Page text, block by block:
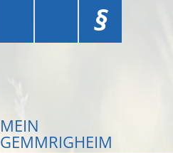
§
MEIN
GEMMRIGHEIM